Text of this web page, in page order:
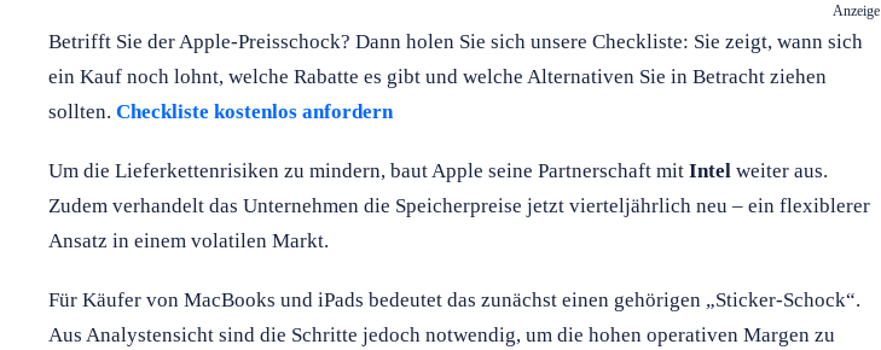
Anzeige
Betrifft Sie der Apple-Preisschock? Dann holen Sie sich unsere Checkliste: Sie zeigt, wann sich
ein Kauf noch lohnt, welche Rabatte es gibt und welche Alternativen Sie in Betracht ziehen
sollten. Checkliste kostenlos anfordern
Um die Lieferkettenrisiken zu mindern, baut Apple seine Partnerschaft mit Intel weiter aus.
Zudem verhandelt das Unternehmen die Speicherpreise jetzt vierteljährlich neu – ein flexiblerer
Ansatz in einem volatilen Markt.
Für Käufer von MacBooks und iPads bedeutet das zunächst einen gehörigen „Sticker-Schock“.
Aus Analystensicht sind die Schritte jedoch notwendig, um die hohen operativen Margen zu